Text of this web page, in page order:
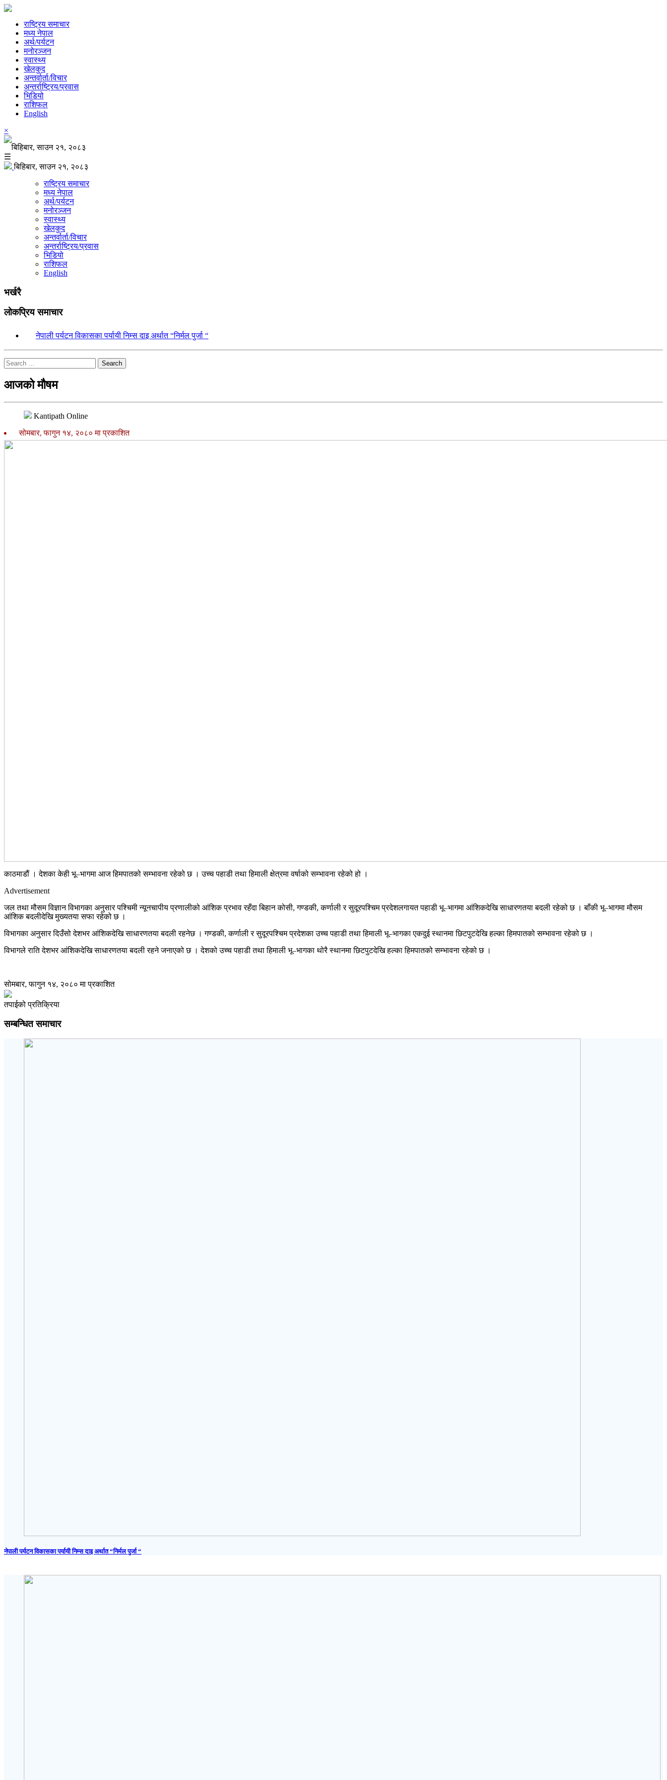
राष्ट्रिय समाचार
मध्य नेपाल
अर्थ/पर्यटन
मनोरञ्जन
स्वास्थ्य
खेलकुद
अन्तर्वार्ता/विचार
अन्तर्राष्ट्रिय/प्रवास
भिडियो
राशिफल
English
×
बिहिबार, साउन २१, २०८३
☰
बिहिबार, साउन २१, २०८३
राष्ट्रिय समाचार
मध्य नेपाल
अर्थ/पर्यटन
मनोरञ्जन
स्वास्थ्य
खेलकुद
अन्तर्वार्ता/विचार
अन्तर्राष्ट्रिय/प्रवास
भिडियो
राशिफल
English
भर्खरै
लोकप्रिय समाचार
नेपाली पर्यटन विकासका पर्यायी निम्स दाइ अर्थात “निर्मल पुर्जा “
Search
आजको मौषम
Kantipath Online
सोमबार, फागुन १४, २०८० मा प्रकाशित
काठमाडौं । देशका केही भू–भागमा आज हिमपातको सम्भावना रहेको छ । उच्च पहाडी तथा हिमाली क्षेत्रमा वर्षाको सम्भावना रहेको हो ।
Advertisement
जल तथा मौसम विज्ञान विभागका अनुसार पश्चिमी न्यूनचापीय प्रणालीको आंशिक प्रभाव रहँदा बिहान कोसी, गण्डकी, कर्णाली र सुदूरपश्चिम प्रदेशलगायत पहाडी भू–भागमा आंशिकदेखि साधारणतया बदली रहेको छ । बाँकी भू–भागमा मौसम
आंशिक बदलीदेखि मुख्यतया सफा रहेको छ ।
विभागका अनुसार दिउँसो देशभर आंशिकदेखि साधारणतया बदली रहनेछ । गण्डकी, कर्णाली र सुदूरपश्चिम प्रदेशका उच्च पहाडी तथा हिमाली भू–भागका एकदुई स्थानमा छिटपुटदेखि हल्का हिमपातको सम्भावना रहेको छ ।
विभागले राति देशभर आंशिकदेखि साधारणतया बदली रहने जनाएको छ । देशको उच्च पहाडी तथा हिमाली भू–भागका थोरै स्थानमा छिटपुटदेखि हल्का हिमपातको सम्भावना रहेको छ ।
सोमबार, फागुन १४, २०८० मा प्रकाशित
तपाईको प्रतिक्रिया
सम्बन्धित समाचार
नेपाली पर्यटन विकासका पर्यायी निम्स दाइ अर्थात “निर्मल पुर्जा “